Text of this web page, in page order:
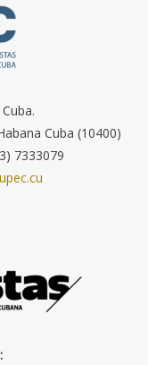
Cuba (10400)
7333079